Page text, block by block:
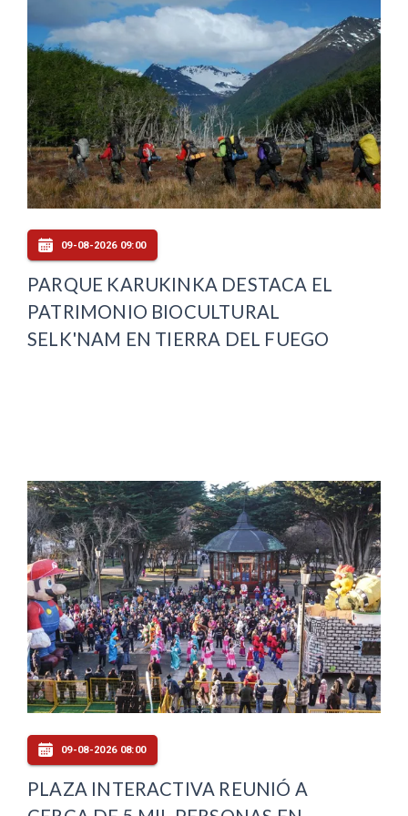
09-08-2026 09:00
PARQUE KARUKINKA DESTACA EL
PATRIMONIO BIOCULTURAL
SELK'NAM EN TIERRA DEL FUEGO
09-08-2026 08:00
PLAZA INTERACTIVA REUNIÓ A